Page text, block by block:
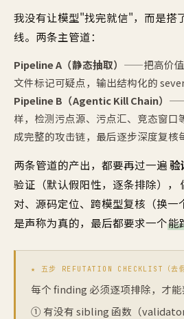
我没有让模型"找完就信"，而是搭
线。两条主管道：
Pipeline A（静态抽取） ——把高价值
文件标记可疑点，输出结构化的
Pipeline B（Agentic Kill Chain）
样，检测污点源、污点汇、竞态窗口
成完整的攻击链，最后逐步深度复核
两条管道的产出，都要再过一遍验
验证（默认假阳性，逐条排除），
对、源码定位、跨模型复核（换一
是声称为真的，最后都要求一个能
★ 五步 REFUTATION CHECKLIST（去假
每个 finding 必须逐项排除，才能
① 有没有 sibling 函数（